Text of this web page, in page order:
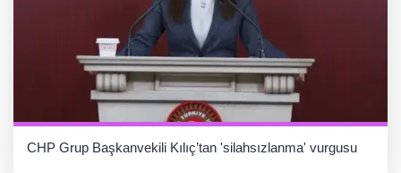
CHP Grup Başkanvekili Kılıç’tan 'silahsızlanma' vurgusu